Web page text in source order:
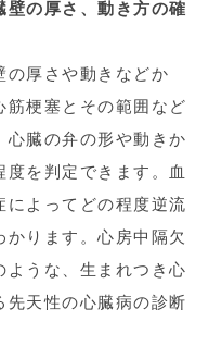
壁の厚さ、動き方の確
の厚さや動きなどか
筋梗塞とその範囲など
心臓の弁の形や動きか
を判定できます。血
によってどの程度逆流
ります。心房中隔欠
ような、生まれつき心
先天性の心臓病の診断